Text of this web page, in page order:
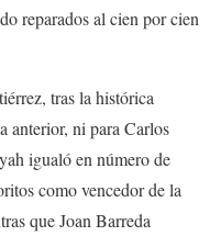
reparados al cien por cien
tras la histórica
anterior, ni para Carlos
igualó en número de
como vencedor de la
que Joan Barreda